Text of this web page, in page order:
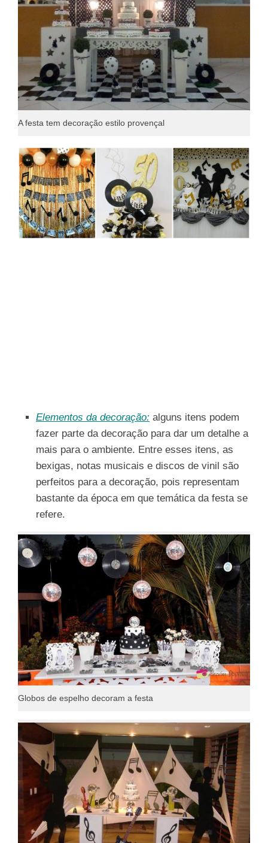
A festa tem decoração estilo provençal
Elementos da decoração: alguns itens podem
fazer parte da decoração para dar um detalhe a
mais para o ambiente. Entre esses itens, as
bexigas, notas musicais e discos de vinil são
perfeitos para a decoração, pois representam
bastante da época em que temática da festa se
refere.
Globos de espelho decoram a festa